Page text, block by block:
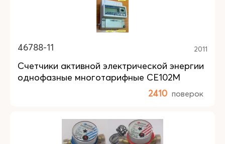
46788-11 2011
Счетчики активной электрической энергии
однофазные многотарифные СЕ102М
2410 поверок